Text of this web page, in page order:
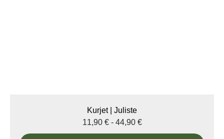
Kurjet | Juliste
11,90 € - 44,90 €